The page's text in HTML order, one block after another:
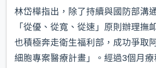
林岱樺指出，除了持續與國防部溝
「從優、從寬、從速」原則辦理撫
也積極奔走衛生福利部，成功爭取
細胞專案醫療計畫」。經過3個月